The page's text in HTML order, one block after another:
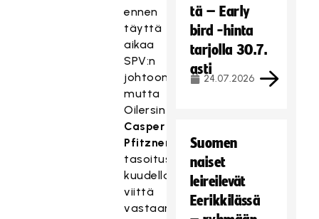
ennen
täyttä
aikaa
SPV:n
johtoon,
mutta
Oilersin
Casper
Pfitznerin
tasoitus
kuudella
viittä
vastaan
tä – Early
bird -hinta
tarjolla 30.7.
asti
24.07.2026
Suomen
naiset
leireilevät
Eerikkilässä